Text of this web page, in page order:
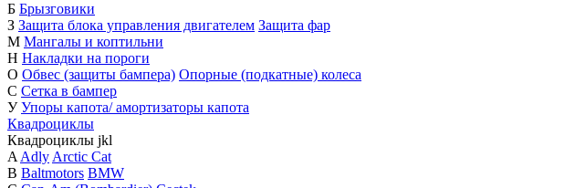
Б Брызговики
З Защита блока управления двигателем Защита фар
М Мангалы и коптильни
Н Накладки на пороги
О Обвес (защиты бампера) Опорные (подкатные) колеса
С Сетка в бампер
У Упоры капота/ амортизаторы капота
Квадроциклы
Квадроциклы jkl
AAdlyArctic Cat
B Baltmotors BMW